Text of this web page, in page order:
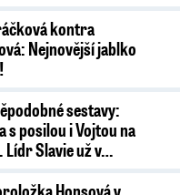
kontra
Nejnovější jablko
sestavy:
s posilou i Vojtou na
Slavie už v…